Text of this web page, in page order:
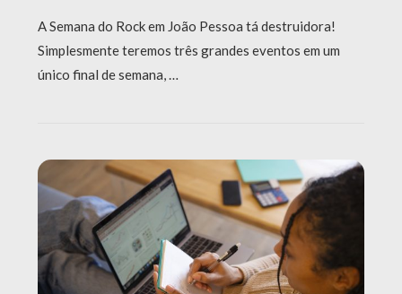
A Semana do Rock em João Pessoa tá destruidora!
Simplesmente teremos três grandes eventos em um
único final de semana, …